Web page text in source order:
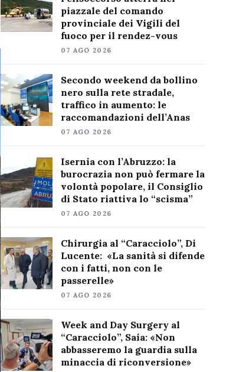
piazzale del comando
provinciale dei Vigili del
fuoco per il rendez-vous
07 AGO 2026
Secondo weekend da bollino
nero sulla rete stradale,
traffico in aumento: le
raccomandazioni dell’Anas
07 AGO 2026
Isernia con l’Abruzzo: la
burocrazia non può fermare la
volontà popolare, il Consiglio
di Stato riattiva lo “scisma”
07 AGO 2026
Chirurgia al “Caracciolo”, Di
Lucente: «La sanità si difende
con i fatti, non con le
passerelle»
07 AGO 2026
Week and Day Surgery al
“Caracciolo”, Saia: «Non
abbasseremo la guardia sulla
minaccia di riconversione»